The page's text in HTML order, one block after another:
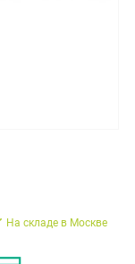
На складе в Москве